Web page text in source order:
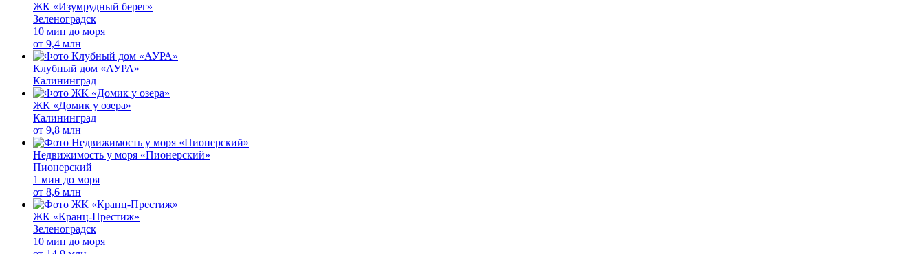
ЖК «Изумрудный берег»
Зеленоградск
10 мин до моря
от 9,4 млн
Клубный дом «АУРА»
Калининград
ЖК «Домик у озера»
Калининград
от 9,8 млн
Недвижимость у моря «Пионерский»
Пионерский
1 мин до моря
от 8,6 млн
ЖК «Кранц-Престиж»
Зеленоградск
10 мин до моря